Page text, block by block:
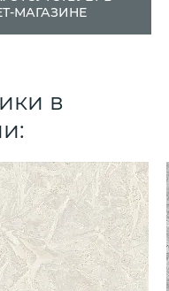
МАГАЗИНЕ
в